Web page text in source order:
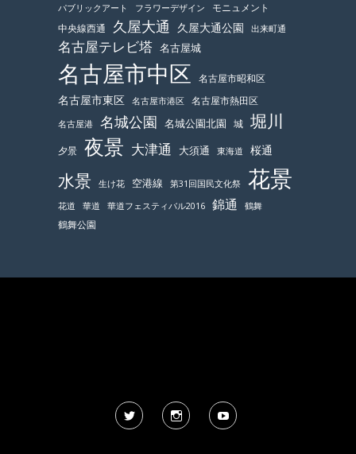
パブリックアート フラワーデザイン
モニュメント
中央線西通
久屋大通 久屋大通公園 出来町通
名古屋テレビ塔 名古屋城
名古屋市中区 名古屋市昭和区
名古屋市東区 名古屋市港区 名古屋市熱田区
名古屋港 名城公園 名城公園北園 城 堀川
夕景 夜景 大津通 大須通 東海道 桜通
水景 生け花 空港線 第31回国民文化祭 花景
花道 華道 華道フェスティバル2016 錦通 鶴舞
鶴舞公園